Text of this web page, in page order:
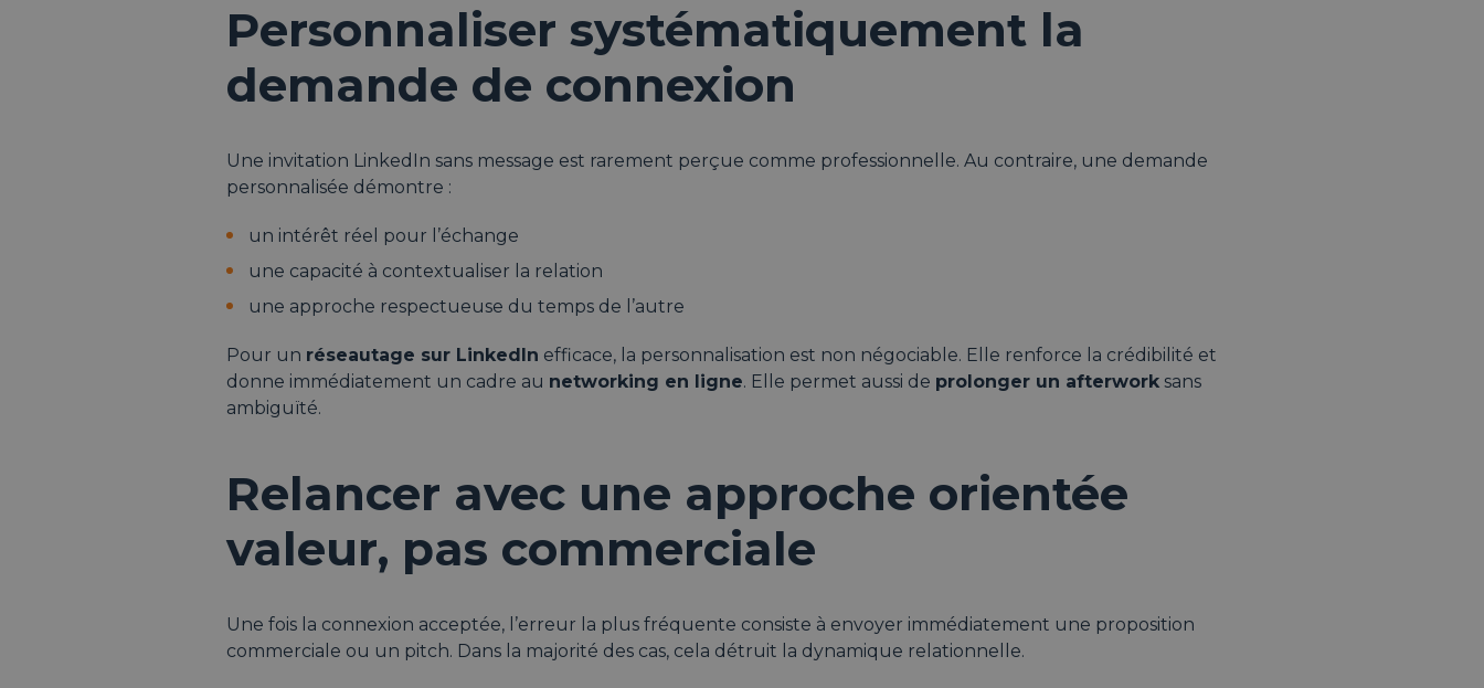
Personnaliser systématiquement la
demande de connexion
Une invitation LinkedIn sans message est rarement perçue comme professionnelle. Au contraire, une demande
personnalisée démontre :
un intérêt réel pour l’échange
une capacité à contextualiser la relation
une approche respectueuse du temps de l’autre
Pour un réseautage sur LinkedIn efficace, la personnalisation est non négociable. Elle renforce la crédibilité et
donne immédiatement un cadre au networking en ligne. Elle permet aussi de prolonger un afterworksans
ambiguïté.
Relancer avec une approche orientée
valeur, pas commerciale
Une fois la connexion acceptée, l’erreur la plus fréquente consiste à envoyer immédiatement une proposition
commerciale ou un pitch. Dans la majorité des cas, cela détruit la dynamique relationnelle.